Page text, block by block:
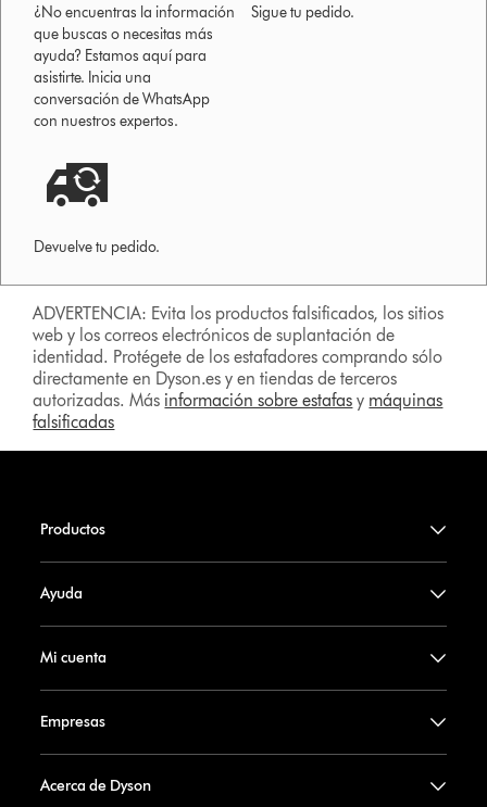
¿No encuentras la información
que buscas o necesitas más
ayuda? Estamos aquí para
asistirte. Inicia una
conversación de WhatsApp
con nuestros expertos.
Sigue tu pedido.
Devuelve tu pedido.
ADVERTENCIA: Evita los productos falsificados, los sitios
web y los correos electrónicos de suplantación de
identidad. Protégete de los estafadores comprando sólo
directamente en Dyson.es y en tiendas de terceros
autorizadas. Más información sobre estafas y máquinas
falsificadas
Productos
Ayuda
Mi cuenta
Empresas
Acerca de Dyson